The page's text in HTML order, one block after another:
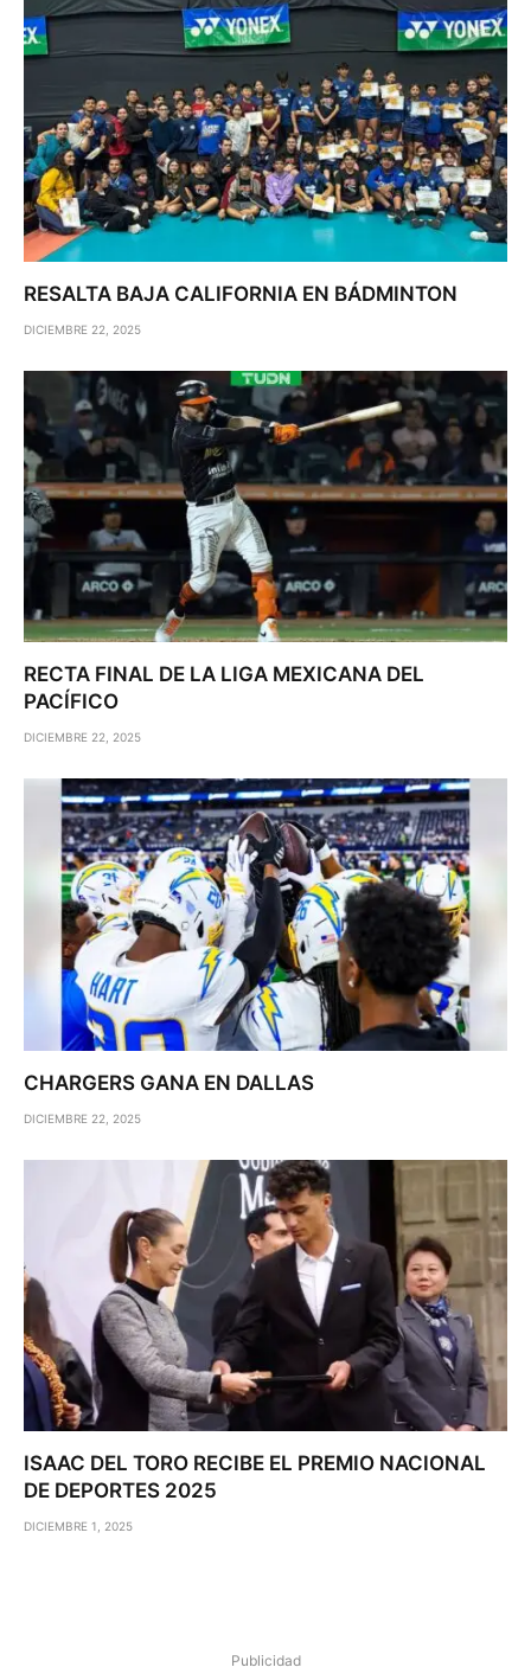
RESALTA BAJA CALIFORNIA EN BÁDMINTON
DICIEMBRE 22, 2025
RECTA FINAL DE LA LIGA MEXICANA DEL
PACÍFICO
DICIEMBRE 22, 2025
CHARGERS GANA EN DALLAS
DICIEMBRE 22, 2025
ISAAC DEL TORO RECIBE EL PREMIO NACIONAL
DE DEPORTES 2025
DICIEMBRE 1, 2025
Publicidad